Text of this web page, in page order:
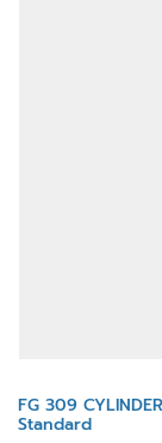
FG 309
Standard